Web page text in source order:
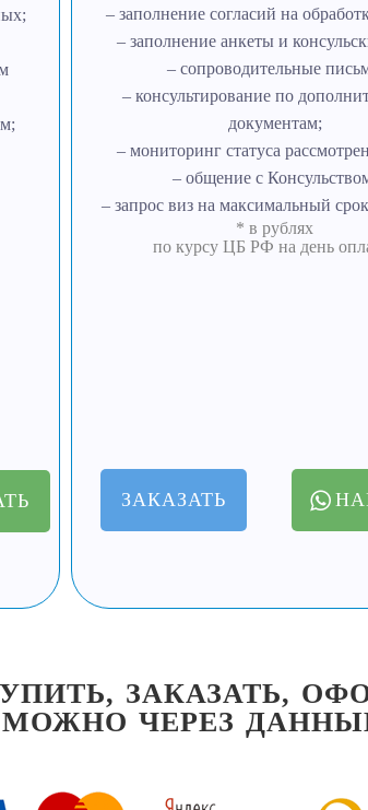
– заполнение согласий на
– заполнение анкеты и
– сопроводительные
– консультирование по
документам;
– мониторинг статуса
– общение с
– запрос виз на максимальный
* в рублях
по курсу ЦБ РФ на день
ЗАКАЗАТЬ
ЗАКАЗАТЬ,
МОЖНО ЧЕРЕЗ